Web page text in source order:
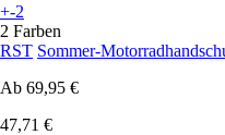
+-2
2 Farben
RST Sommer-
Ab 69,95 €
47,71 €